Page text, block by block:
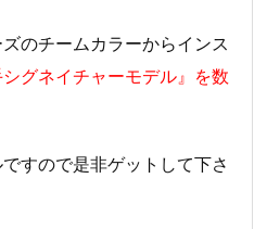
のチームカラーからインス
シグネイチャーモデル』を数
すので是非ゲットして下さ